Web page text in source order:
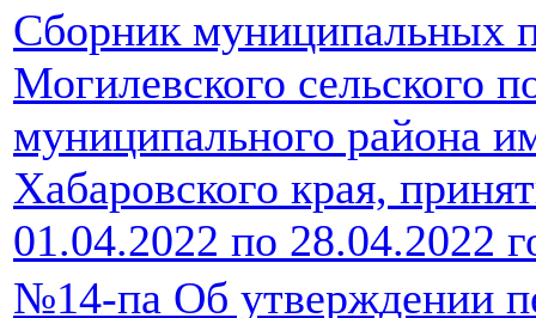
Сборник муниципальных
Могилевского сельского
муниципального района
Хабаровского края,
01.04.2022 по 28.04.2022
№14-па Об утверждении